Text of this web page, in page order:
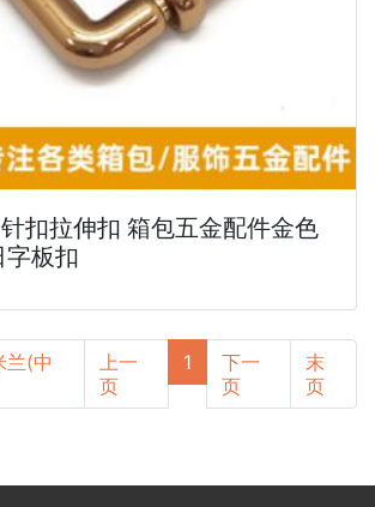
扣拉伸扣 箱包五金配件金色
字板扣
兰(中
上一
页
1
下一
页
末
页